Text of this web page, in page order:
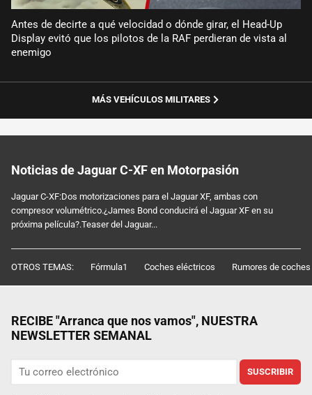
Antes de decirte a qué velocidad o dónde girar, el Head-Up
Display evitó que los pilotos de la RAF perdieran de vista al
enemigo
MÁS VEHÍCULOS MILITARES
Noticias de Jaguar C-XF en Motorpasión
Jaguar C-XF:Dos motorizaciones para el Jaguar XF, ambas con
compresor volumétrico.¿James Bond conducirá el Jaguar XF en su
próxima película?.Teaser del Jaguar...
OTROS TEMAS: Fórmula1 Coches eléctricos Rumores de coches
RECIBE "Arranca que nos vamos", NUESTRA
NEWSLETTER SEMANAL
SUSCRIBIR